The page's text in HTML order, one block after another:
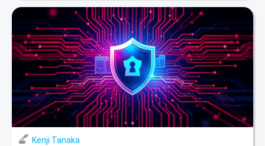
Kenji Tanaka